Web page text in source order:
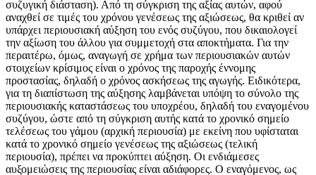
συζυγική διάσταση). Από τη σύγκριση της αξίας αυτών, αφού
αναχθεί σε τιμές του χρόνου γενέσεως της αξιώσεως, θα κριθεί αν
υπάρχει περιουσιακή αύξηση του ενός συζύγου, που δικαιολογεί
την αξίωση του άλλου για συμμετοχή στα αποκτήματα. Για την
περαιτέρω, όμως, αναγωγή σε χρήμα των περιουσιακών αυτών
στοιχείων κρίσιμος είναι ο χρόνος της παροχής έννομης
προστασίας, δηλαδή ο χρόνος ασκήσεως της αγωγής. Ειδικότερα,
για τη διαπίστωση της αύξησης λαμβάνεται υπόψη το σύνολο της
περιουσιακής καταστάσεως του υποχρέου, δηλαδή του εναγομένου
συζύγου, ώστε από τη σύγκριση αυτής κατά το χρονικό σημείο
τελέσεως του γάμου (αρχική περιουσία) με εκείνη που υφίσταται
κατά το χρονικό σημείο γενέσεως της αξιώσεως (τελική
περιουσία), πρέπει να προκύπτει αύξηση. Οι ενδιάμεσες
αυξομειώσεις της περιουσίας είναι αδιάφορες. Ο εναγόμενος, ως